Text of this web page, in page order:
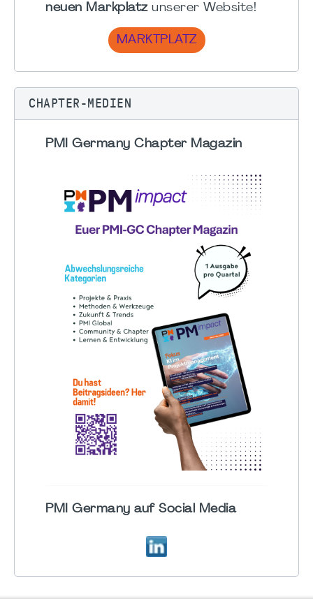
neuen Markplatzunserer Website!
MARKTPLATZ
CHAPTER-MEDIEN
PMI Germany Chapter Magazin
PMI Germany auf Social Media